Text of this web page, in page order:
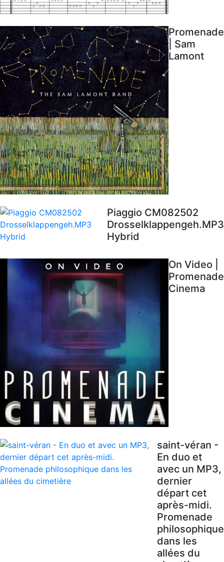
Promenade
| Sam
Lamont
Piaggio CM082502
Drosselklappengeh.MP3
Hybrid
On Video |
Promenade
Cinema
saint-véran -
En duo et
avec un MP3,
dernier
départ cet
après-midi.
Promenade
philosophique
dans les
allées du